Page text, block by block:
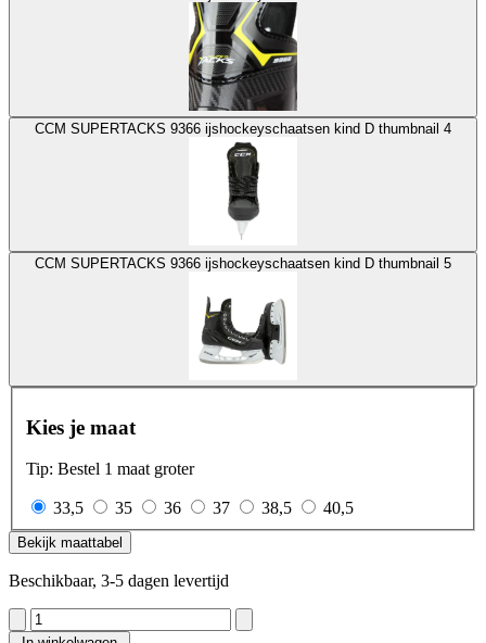
CCM SUPERTACKS 9366 ijshockeyschaatsen kind D thumbnail 4
CCM SUPERTACKS 9366 ijshockeyschaatsen kind D thumbnail 5
Kies je maat
Tip: Bestel 1 maat groter
33,5 35 36 37 38,5 40,5
Bekijk maattabel
Beschikbaar, 3-5 dagen levertijd